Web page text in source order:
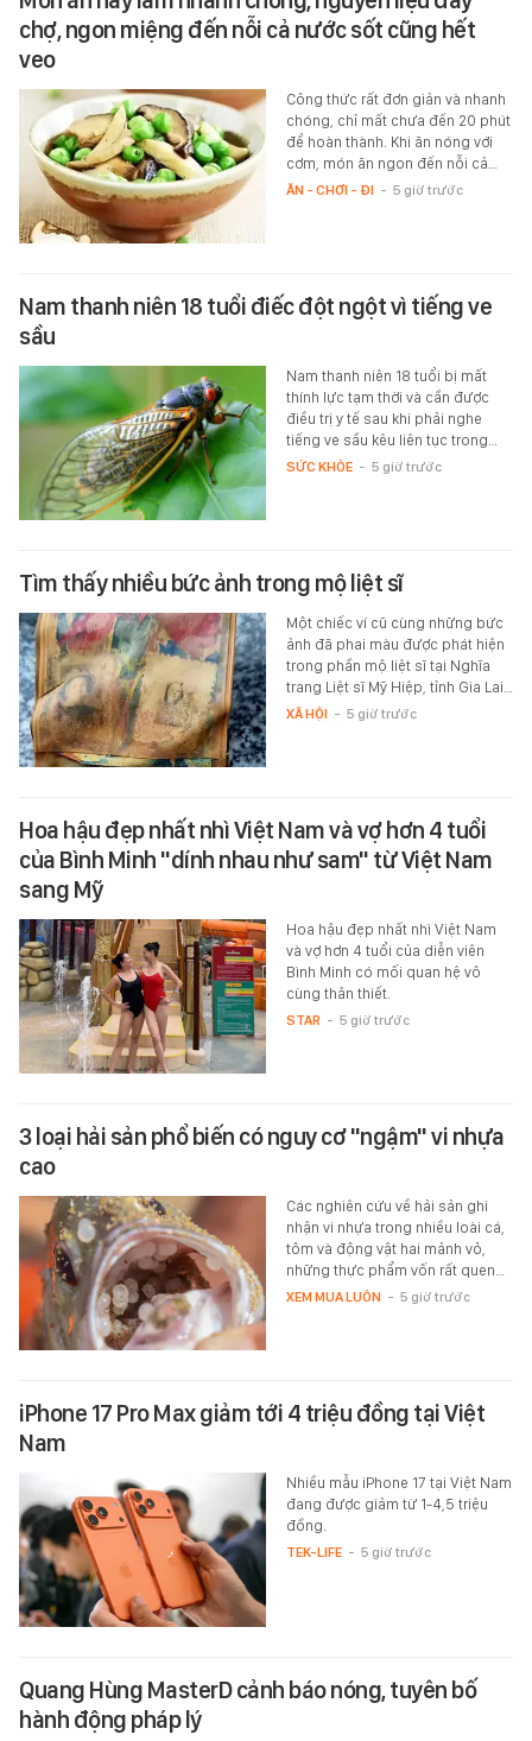
chợ, ngon miệng đến nỗi cả nước sốt cũng hết
veo
Công thức rất đơn giản và nhanh
chóng, chỉ mất chưa đến 20 phút
để hoàn thành. Khi ăn nóng với
cơm, món ăn ngon đến nỗi cả…
ĂN - CHƠI - ĐI - 5 giờ trước
Nam thanh niên 18 tuổi điếc đột ngột vì tiếng ve
sầu
Nam thanh niên 18 tuổi bị mất
thính lực tạm thời và cần được
điều trị y tế sau khi phải nghe
tiếng ve sầu kêu liên tục trong…
SỨC KHỎE - 5 giờ trước
Tìm thấy nhiều bức ảnh trong mộ liệt sĩ
Một chiếc ví cũ cùng những bức
ảnh đã phai màu được phát hiện
trong phần mộ liệt sĩ tại Nghĩa
trang Liệt sĩ Mỹ Hiệp, tỉnh Gia Lai…
XÃ HỘI - 5 giờ trước
Hoa hậu đẹp nhất nhì Việt Nam và vợ hơn 4 tuổi
của Bình Minh "dính nhau như sam" từ Việt Nam
sang Mỹ
Hoa hậu đẹp nhất nhì Việt Nam
và vợ hơn 4 tuổi của diễn viên
Bình Minh có mối quan hệ vô
cùng thân thiết.
STAR - 5 giờ trước
3 loại hải sản phổ biến có nguy cơ "ngậm" vi nhựa
cao
Các nghiên cứu về hải sản ghi
nhận vi nhựa trong nhiều loài cá,
tôm và động vật hai mảnh vỏ,
những thực phẩm vốn rất quen…
XEM MUA LUÔN - 5 giờ trước
iPhone 17 Pro Max giảm tới 4 triệu đồng tại Việt
Nam
Nhiều mẫu iPhone 17 tại Việt Nam
đang được giảm từ 1-4,5 triệu
đồng.
TEK-LIFE - 5 giờ trước
Quang Hùng MasterD cảnh báo nóng, tuyên bố
hành động pháp lý